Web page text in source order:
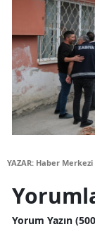
YAZAR: Haber Merkezi
Yorum Yazın